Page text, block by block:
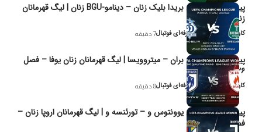
پیش‌بینی و تحلیل بریدا بلیک زنان – دینامو-BGU زنان | لیگ قهرمانان
زنان یوفا
کاوه نیک‌فر، تحلیل‌گر حرفه‌ای فوتبال7 دقیقه
پیش‌بینی و تحلیل بران – میتروویسا | لیگ قهرمانان زنان یوفا – فصل
۲۰۲۶
کاوه نیک‌فر، تحلیل‌گر حرفه‌ای فوتبال8 دقیقه
پیش‌بینی و تحلیل یوونتوس و – تورئنسه و | لیگ قهرمانان اروپا زنان –
فصل ۲۰۲۶